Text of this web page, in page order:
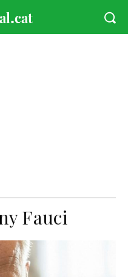
Fauci